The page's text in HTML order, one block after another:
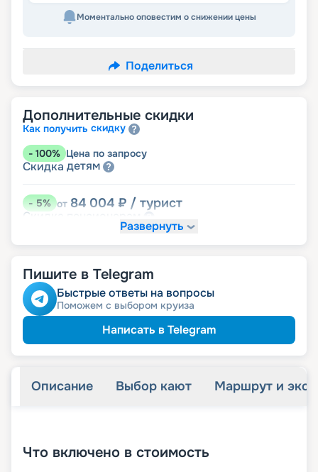
Моментально оповестим о снижении цены
Поделиться
Дополнительные скидки
Как получить скидку
- 100% Цена по запросу
Скидка детям
-5% от 84 004 ₽ / турист
Скидка
Развернуть
Пишите в Telegram
Быстрые ответы на вопросы
Поможем с выбором круиза
Написать в Telegram
Описание Выбор кают Маршрут и
Что включено в стоимость